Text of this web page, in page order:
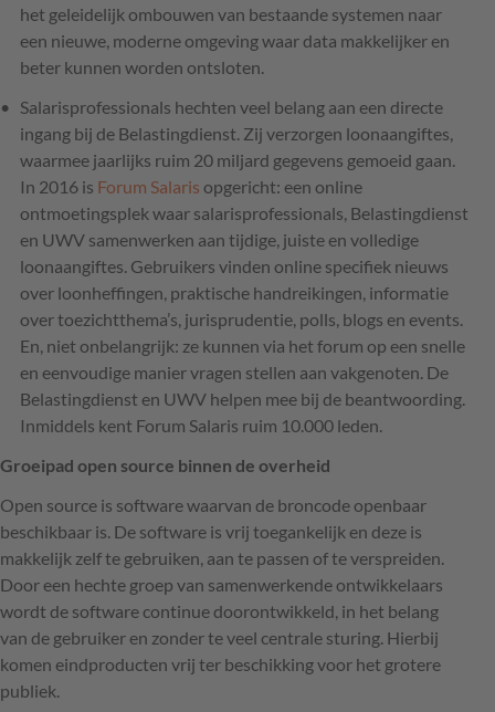
het geleidelijk ombouwen van bestaande systemen naar
een nieuwe, moderne omgeving waar data makkelijker en
beter kunnen worden ontsloten.
Salarisprofessionals hechten veel belang aan een directe
ingang bij de Belastingdienst. Zij verzorgen loonaangiftes,
waarmee jaarlijks ruim 20 miljard gegevens gemoeid gaan.
In 2016 is Forum Salaris opgericht: een online
ontmoetingsplek waar salarisprofessionals, Belastingdienst
en UWV samenwerken aan tijdige, juiste en volledige
loonaangiftes. Gebruikers vinden online specifiek nieuws
over loonheffingen, praktische handreikingen, informatie
over toezichtthema’s, jurisprudentie, polls, blogs en events.
En, niet onbelangrijk: ze kunnen via het forum op een snelle
en eenvoudige manier vragen stellen aan vakgenoten. De
Belastingdienst en UWV helpen mee bij de beantwoording.
Inmiddels kent Forum Salaris ruim 10.000 leden.
Groeipad open source binnen de overheid
Open source is software waarvan de broncode openbaar
beschikbaar is. De software is vrij toegankelijk en deze is
makkelijk zelf te gebruiken, aan te passen of te verspreiden.
Door een hechte groep van samenwerkende ontwikkelaars
wordt de software continue doorontwikkeld, in het belang
van de gebruiker en zonder te veel centrale sturing. Hierbij
komen eindproducten vrij ter beschikking voor het grotere
publiek.